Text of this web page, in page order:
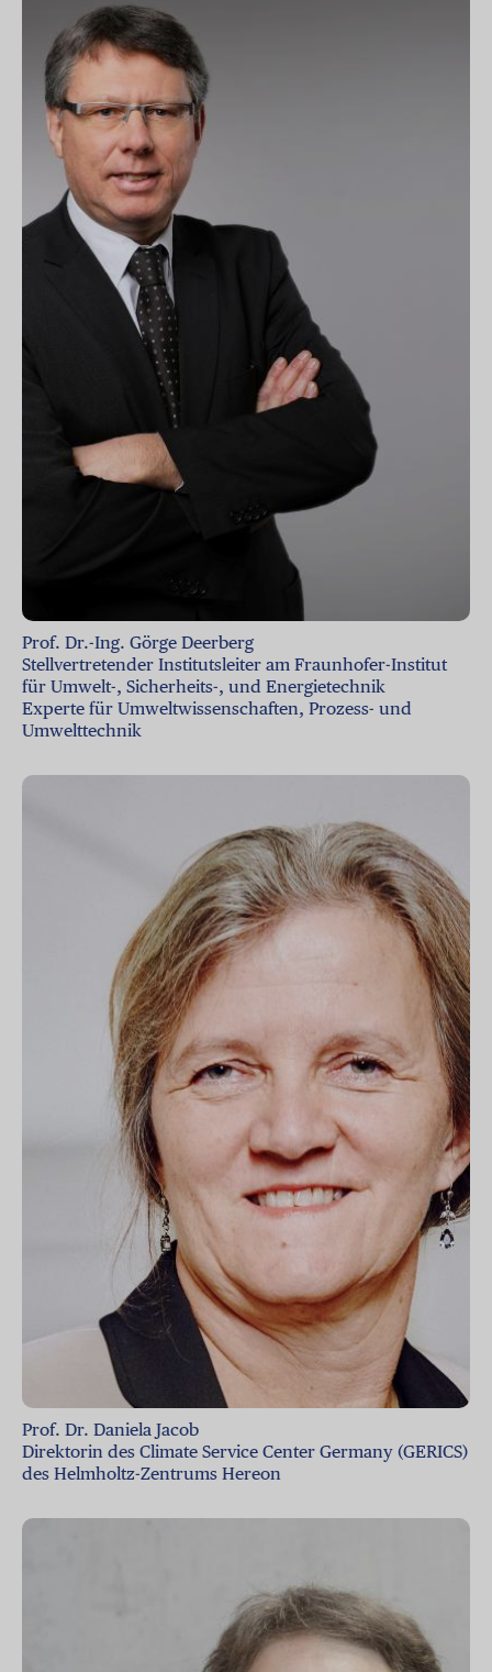
Prof. Dr.-Ing. Görge Deerberg
Stellvertretender Institutsleiter am Fraunhofer-Institut
für Umwelt-, Sicherheits-, und Energietechnik
Experte für Umweltwissenschaften, Prozess- und
Umwelttechnik
Prof. Dr. Daniela Jacob
Direktorin des Climate Service Center Germany (GERICS)
des Helmholtz-Zentrums Hereon